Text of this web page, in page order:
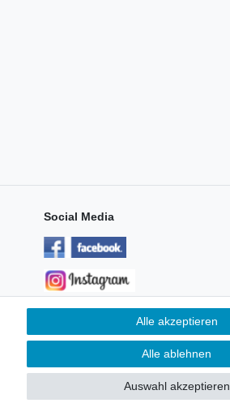
Social Media
Unternehmen
Kontakt
Datenschutzerklärung
AGB
Alle akzeptieren
Alle ablehnen
Auswahl akzeptieren